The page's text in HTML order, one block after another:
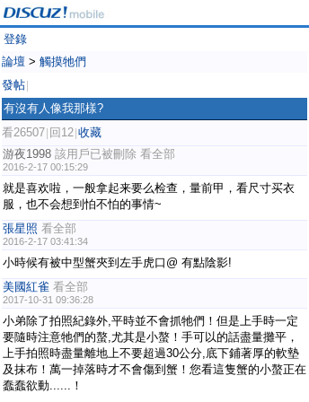
登錄
論壇 > 觸摸牠們
發帖
有沒有人像我那樣?
看26507 回12 收藏
游夜1998 該用戶已被刪除 看全部
2016-2-17 00:15:29
就是喜欢啦，一般拿起来要么检查，量前甲，看尺寸买衣
服，也不会想到怕不怕的事情~
張星照 看全部
2016-2-17 03:41:34
小時候有被中型蟹夾到左手虎口@ 有點陰影!
美國紅雀 看全部
2017-10-31 09:36:28
小弟除了拍照紀錄外,平時並不會抓牠們！但是上手時一定
要隨時注意牠們的螯,尤其是小螯！手可以的話盡量攤平，
上手拍照時盡量離地上不要超過30公分,底下鋪著厚的軟墊
及抹布！萬一掉落時才不會傷到蟹！您看這隻蟹的小螯正在
蠢蠢欲動......！